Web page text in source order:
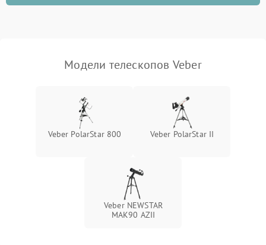
Модели телескопов Veber
Veber PolarStar 800 Veber PolarStar II
Veber NEWSTAR
MAK90 AZII